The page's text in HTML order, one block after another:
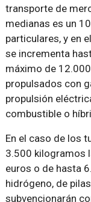
transporte de
medianas es un
particulares, y en
se incrementa
máximo de
propulsados con
propulsión
combustible o
En el caso de los
3.500 kilogramos
euros o de hasta
hidrógeno, de
subvencionarán